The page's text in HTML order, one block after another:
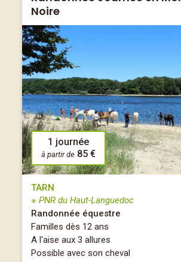
Noire
1 journée
à partir de 85 €
TARN
※ PNR du Haut-Languedoc
Randonnée équestre
Familles dès 12 ans
A l'aise aux 3 allures
Possible avec son cheval